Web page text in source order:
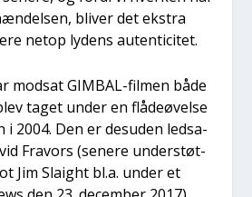
bli­ver det ekstra
net­op lydens auten­ti­ci­tet.
mod­sat GIM­BAL-fil­men både
taget under en flå­deø­vel­se
i 2004. Den er des­u­den ledsa­
Fra­vors (sene­re under­støt­
Jim Slaight bl.a. under et